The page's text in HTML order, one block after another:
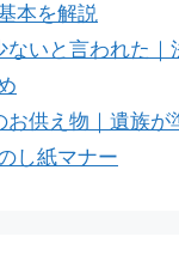
本を解説
ないと言われた｜
お供え物｜遺族が
し紙マナー